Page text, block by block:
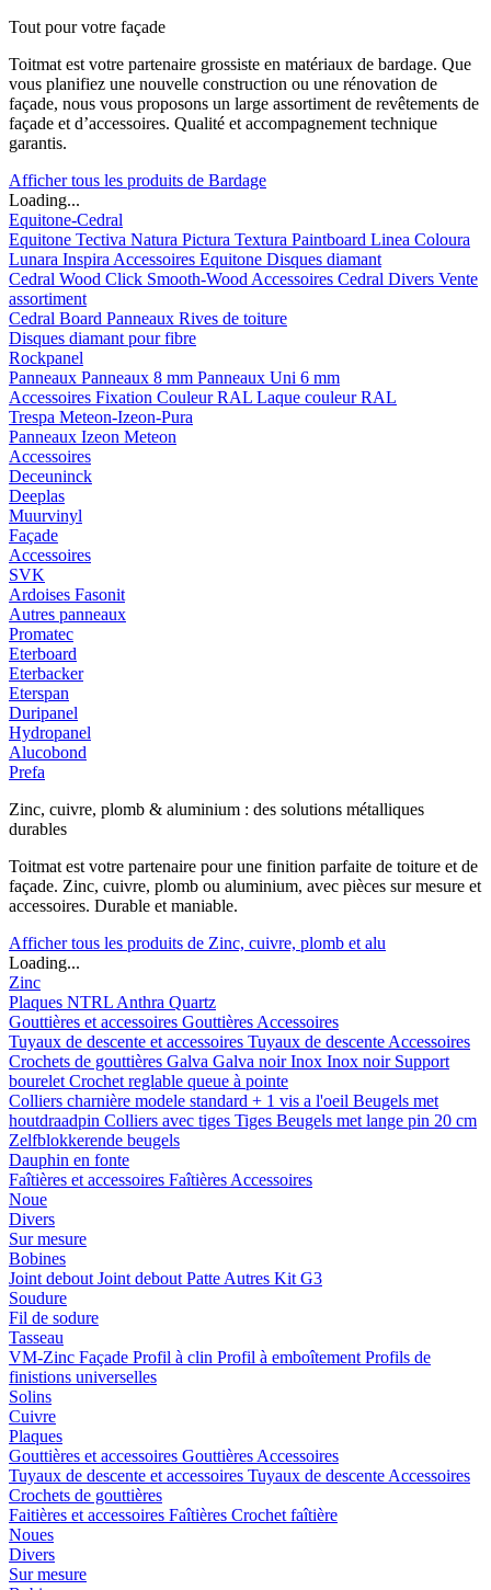
Tout pour votre façade
Toitmat est votre partenaire grossiste en matériaux de bardage. Que
vous planifiez une nouvelle construction ou une rénovation de
façade, nous vous proposons un large assortiment de revêtements de
façade et d’accessoires. Qualité et accompagnement technique
garantis.
Afficher tous les produits de Bardage
Loading...
Equitone-Cedral
Equitone Tectiva Natura Pictura Textura Paintboard Linea Coloura
Lunara Inspira Accessoires Equitone Disques diamant
Cedral Wood Click Smooth-Wood Accessoires Cedral Divers Vente
assortiment
Cedral Board Panneaux Rives de toiture
Disques diamant pour fibre
Rockpanel
Panneaux Panneaux 8 mm Panneaux Uni 6 mm
Accessoires Fixation Couleur RAL Laque couleur RAL
Trespa Meteon-Izeon-Pura
Panneaux Izeon Meteon
Accessoires
Deceuninck
Deeplas
Muurvinyl
Façade
Accessoires
SVK
Ardoises Fasonit
Autres panneaux
Promatec
Eterboard
Eterbacker
Eterspan
Duripanel
Hydropanel
Alucobond
Prefa
Zinc, cuivre, plomb & aluminium : des solutions métalliques
durables
Toitmat est votre partenaire pour une finition parfaite de toiture et de
façade. Zinc, cuivre, plomb ou aluminium, avec pièces sur mesure et
accessoires. Durable et maniable.
Afficher tous les produits de Zinc, cuivre, plomb et alu
Loading...
Zinc
Plaques NTRL Anthra Quartz
Gouttières et accessoires Gouttières Accessoires
Tuyaux de descente et accessoires Tuyaux de descente Accessoires
Crochets de gouttières Galva Galva noirInox Inox noir Support
bourelet Crochet reglable queue à pointe
Colliers charnière modele standard + 1 vis a l'oeil Beugels met
houtdraadpin Colliers avec tiges Tiges Beugels met lange pin 20 cm
Zelfblokkerende beugels
Dauphin en fonte
Faîtières et accessoires Faîtières Accessoires
Noue
Divers
Sur mesure
Bobines
Joint debout Joint debout Patte Autres Kit G3
Soudure
Fil de sodure
Tasseau
VM-Zinc Façade Profil à clin Profil à emboîtement Profils de
finistions universelles
Solins
Cuivre
Plaques
Gouttières et accessoires Gouttières Accessoires
Tuyaux de descente et accessoires Tuyaux de descente Accessoires
Crochets de gouttières
Faitières et accessoires Faîtières Crochet faîtière
Noues
Divers
Sur mesure